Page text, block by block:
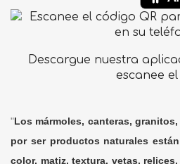
Descargue nuestra
escanee el
"Los mármoles, canteras,
por ser productos naturales
color, matiz, textura, vetas,